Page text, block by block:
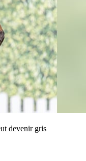
devenir gris